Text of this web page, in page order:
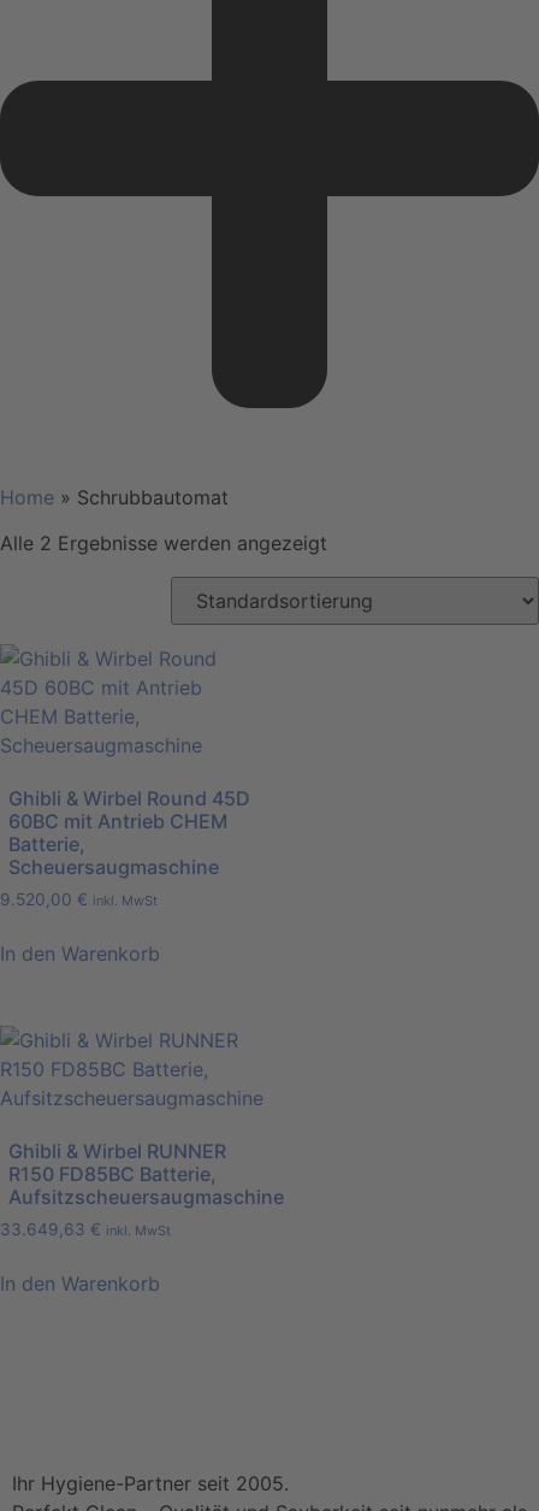
Home » Schrubbautomat
Alle 2 Ergebnisse werden angezeigt
Ghibli & Wirbel Round 45D
60BC mit Antrieb CHEM
Batterie,
Scheuersaugmaschine
9.520,00 € inkl. MwSt
In den Warenkorb
Ghibli & Wirbel RUNNER
R150 FD85BC Batterie,
Aufsitzscheuersaugmaschine
33.649,63 € inkl. MwSt
In den Warenkorb
Ihr Hygiene-Partner seit 2005.